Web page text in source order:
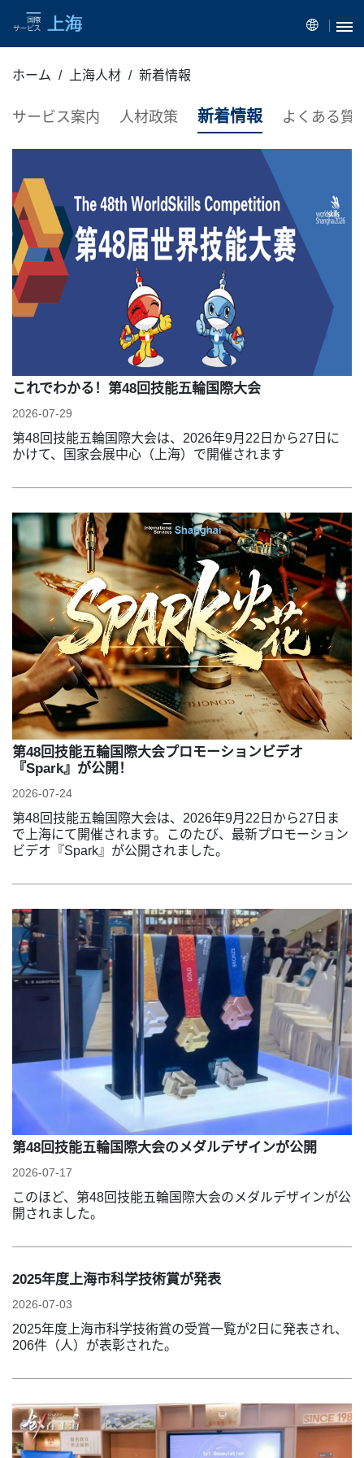
ホーム 上海人材 新着情報
サービス案内 人材政策 新着情報 よくある質
これでわかる！第48回技能五輪国際大会
2026-07-29
第48回技能五輪国際大会は、2026年9月22日から27日に
かけて、国家会展中心（上海）で開催されます
第48回技能五輪国際大会プロモーションビデオ
『Spark』が公開！
2026-07-24
第48回技能五輪国際大会は、2026年9月22日から27日ま
で上海にて開催されます。このたび、最新プロモーション
ビデオ『Spark』が公開されました。
第48回技能五輪国際大会のメダルデザインが公開
2026-07-17
このほど、第48回技能五輪国際大会のメダルデザインが公
開されました。
2025年度上海市科学技術賞が発表
2026-07-03
2025年度上海市科学技術賞の受賞一覧が2日に発表され、
206件（人）が表彰された。